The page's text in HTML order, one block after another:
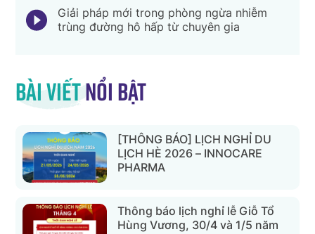
Giải pháp mới trong phòng ngừa nhiễm
trùng đường hô hấp từ chuyên gia
Bài viếtnổi bật
[THÔNG BÁO] LỊCH NGHỈ DU
LỊCH HÈ 2026 – INNOCARE
PHARMA
Thông báo lịch nghỉ lễ Giỗ Tổ
Hùng Vương, 30/4 và 1/5 năm